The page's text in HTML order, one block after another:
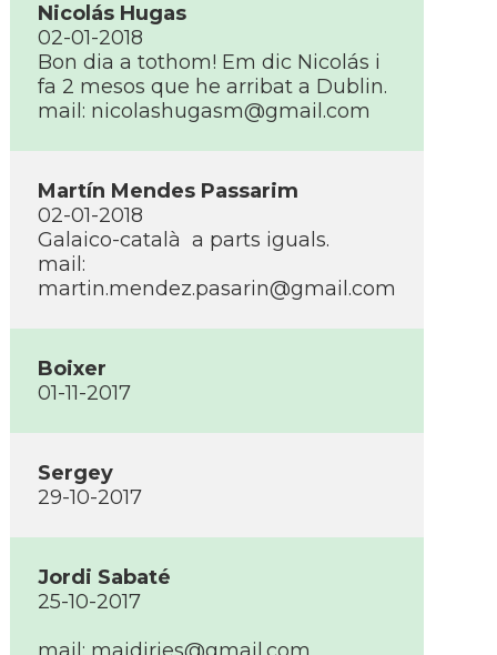
Nicolás Hugas
02-01-2018
Bon dia a tothom! Em dic Nicolás i
fa 2 mesos que he arribat a Dublin.
mail: nicolashugasm@gmail.com
Martí­n Mendes Passarim
02-01-2018
Galaico-català a parts iguals.
mail:
martin.mendez.pasarin@gmail.com
Boixer
01-11-2017
Sergey
29-10-2017
Jordi Sabaté
25-10-2017